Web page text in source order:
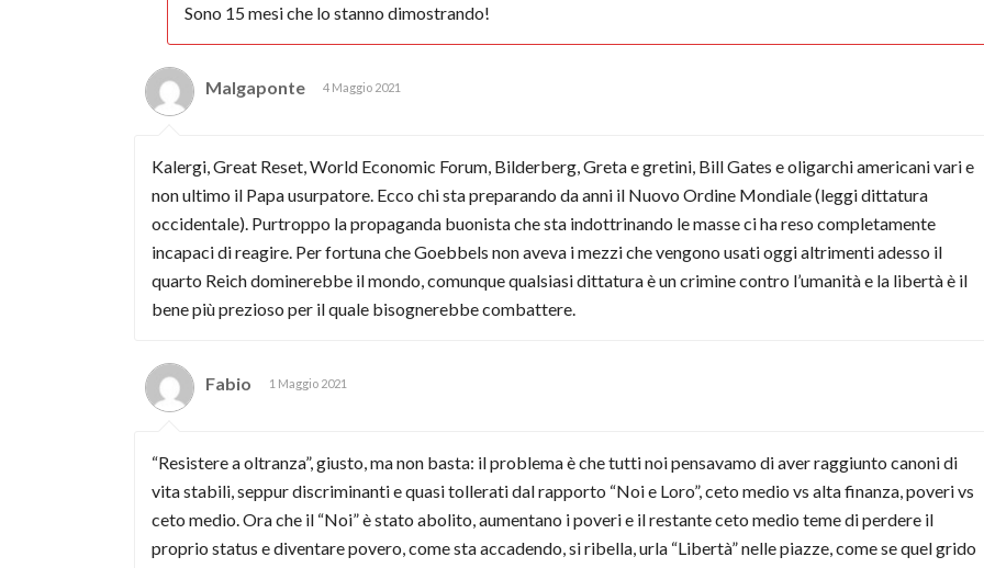
Sono 15 mesi che lo stanno dimostrando!
Malgaponte 4 Maggio 2021
Kalergi, Great Reset, World Economic Forum, Bilderberg, Greta e gretini, Bill Gates e oligarchi americani vari e
non ultimo il Papa usurpatore. Ecco chi sta preparando da anni il Nuovo Ordine Mondiale (leggi dittatura
occidentale). Purtroppo la propaganda buonista che sta indottrinando le masse ci ha reso completamente
incapaci di reagire. Per fortuna che Goebbels non aveva i mezzi che vengono usati oggi altrimenti adesso il
quarto Reich dominerebbe il mondo, comunque qualsiasi dittatura è un crimine contro l’umanità e la libertà è il
bene più prezioso per il quale bisognerebbe combattere.
Fabio 1 Maggio 2021
“Resistere a oltranza”, giusto, ma non basta: il problema è che tutti noi pensavamo di aver raggiunto canoni di
vita stabili, seppur discriminanti e quasi tollerati dal rapporto “Noi e Loro”, ceto medio vs alta finanza, poveri vs
ceto medio. Ora che il “Noi” è stato abolito, aumentano i poveri e il restante ceto medio teme di perdere il
proprio status e diventare povero, come sta accadendo, si ribella, urla “Libertà” nelle piazze, come se quel grido